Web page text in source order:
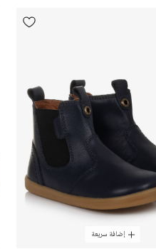
إضافة سريعة